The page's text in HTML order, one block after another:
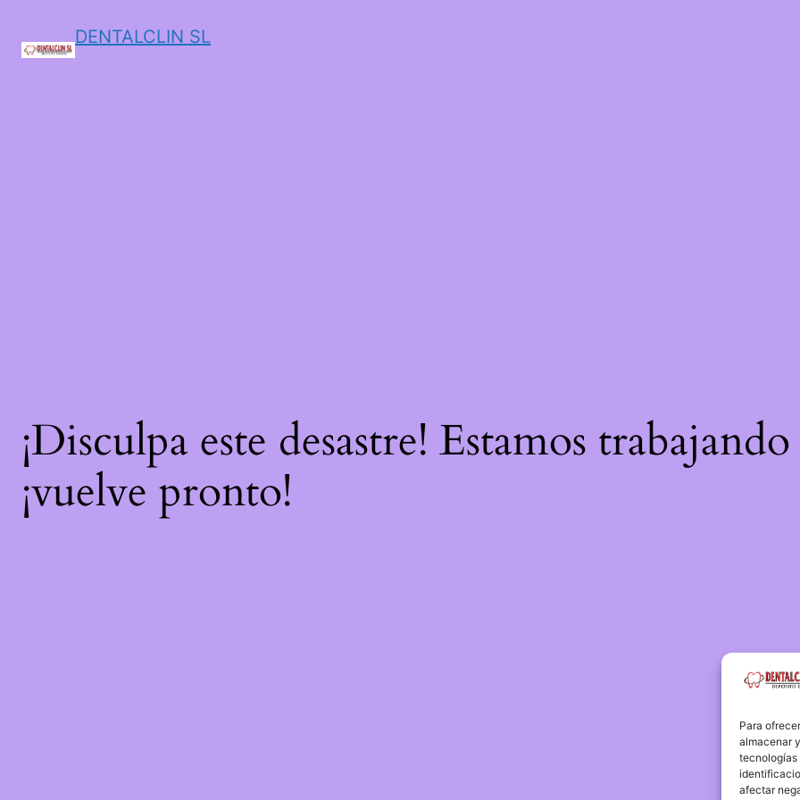
Para
almacenar
tecnologías
afectar
DENTALCLIN SL
¡Disculpa este desastre! Estamos
¡vuelve pronto!